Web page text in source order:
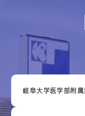
岐阜大学医学部附